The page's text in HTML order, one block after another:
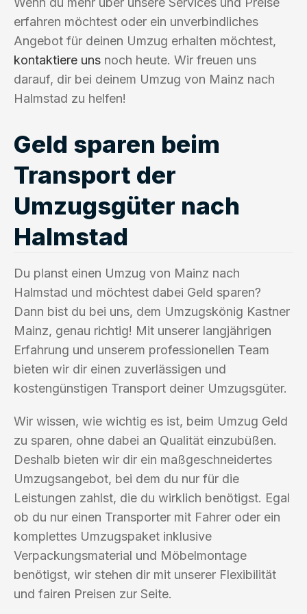
erfahren möchtest oder ein unverbindliches
Angebot für deinen Umzug erhalten möchtest,
kontaktiere uns noch heute. Wir freuen uns
darauf, dir bei deinem Umzug von Mainz nach
Halmstad zu helfen!
Geld sparen beim
Transport der
Umzugsgüter nach
Halmstad
Du planst einen Umzug von Mainz nach
Halmstad und möchtest dabei Geld sparen?
Dann bist du bei uns, dem Umzugskönig Kastner
Mainz, genau richtig! Mit unserer langjährigen
Erfahrung und unserem professionellen Team
bieten wir dir einen zuverlässigen und
kostengünstigen Transport deiner Umzugsgüter.
Wir wissen, wie wichtig es ist, beim Umzug Geld
zu sparen, ohne dabei an Qualität einzubüßen.
Deshalb bieten wir dir ein maßgeschneidertes
Umzugsangebot, bei dem du nur für die
Leistungen zahlst, die du wirklich benötigst. Egal
ob du nur einen Transporter mit Fahrer oder ein
komplettes Umzugspaket inklusive
Verpackungsmaterial und Möbelmontage
benötigst, wir stehen dir mit unserer Flexibilität
und fairen Preisen zur Seite.